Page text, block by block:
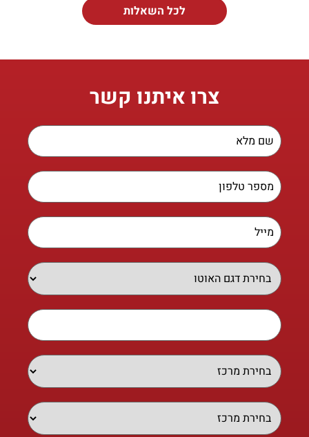
לכל השאלות
צרו איתנו קשר